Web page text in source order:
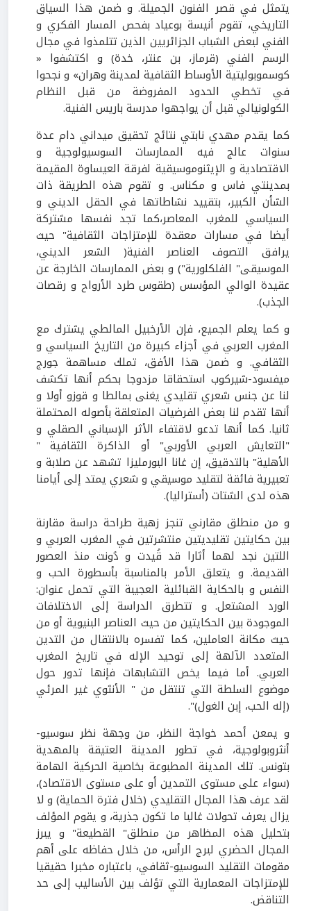
يتمثل في قصر الفنون الجميلة. و ضمن هذا السياق
التاريخي، تقوم أنيسة بوعياد بفحص المسار الفكري و
الفني لبعض الشباب الجزائريين الذين تتلمذوا في مجال
الرسم الفني (قرماز، بن عنتر، خدة) و اكتشفوا «
كوسموبوليتية الأوساط الثقافية لمدينة وهران» و نجحوا
في تخطي الحدود المفروضة من قبل النظام
الكولونيالي قبل أن يواجهوا مدرسة باريس الفنية.
كما يقدم مهدي نابتي نتائج تحقيق ميداني دام عدة
سنوات عالج فيه الممارسات السوسيولوجية و
الاقتصادية و الإيثنوموسيقية لفرقة العيساوة المقيمة
بمدينتي فاس و مكناس. و تقوم هذه الطريقة ذات
الشأن الكبير، بتقييد نشاطاتها في الحقل الديني و
السياسي للمغرب المعاصر،كما تجد نفسها مشتركة
أيضا في مسارات معقدة للإمتزاجات الثقافية" حيث
يرافق التصوف العناصر الفنية( الشعر الديني،
الموسيقى" الفلكلورية") و بعض الممارسات الخارجة عن
عقيدة الوالي المؤسس (طقوس طرد الأرواح و رقصات
الجذب).
و كما يعلم الجميع، فإن الأرخبيل المالطي يشترك مع
المغرب العربي في أجزاء كبيرة من التاريخ السياسي و
الثقافي. و ضمن هذا الأفق، تملك مساهمة جورج
ميفسود-شيركوب استحقاقا مزدوجا بحكم أنها تكشف
لنا عن جنس شعري تقليدي يغنى بمالطا و قوزو أولا و
أنها تقدم لنا بعض الفرضيات المتعلقة بأصوله المحتملة
ثانيا. كما أنها تدعو لاقتفاء الأثر الإسباني الصقلي و
"التعايش العربي الأوربي" أو الذاكرة الثقافية "
الأهلية" بالتدقيق، إن غانا البورمليزا تشهد عن صلابة و
تعبيرية فائقة لتقليد موسيقي و شعري يمتد إلى أيامنا
هذه لدى الشتات (أستراليا).
و من منطلق مقارني تنجز زهية طراحة دراسة مقارنة
بين حكايتين تقليديتين منتشرتين في المغرب العربي و
اللتين نجد لهما أثارا قد قُيدت و دُونت منذ العصور
القديمة. و يتعلق الأمر بالمناسبة بأسطورة الحب و
النفس و بالحكاية القبائلية العجيبة التي تحمل عنوان:
الورد المشتعل. و تتطرق الدراسة إلى الاختلافات
الموجودة بين الحكايتين من حيث العناصر البنيوية أو من
حيث مكانة العاملين، كما تفسره بالانتقال من التدين
المتعدد الآلهة إلى توحيد الإله في تاريخ المغرب
العربي. أما فيما يخص التشابهات فإنها تدور حول
موضوع السلطة التي تنتقل من " الأنثوي غير المرئي
(إله الحب، إبن الغول)".
و يمعن أحمد خواجة النظر، من وجهة نظر سوسيو-
أنثروبولوجية، في تطور المدينة العتيقة بالمهدية
بتونس. تلك المدينة المطبوعة بخاصية الحركية الهامة
(سواء على مستوى التمدين أو على مستوى الاقتصاد)،
لقد عرف هذا المجال التقليدي (خلال فترة الحماية) و لا
يزال يعرف تحولات غالبا ما تكون جذرية، و يقوم المؤلف
بتحليل هذه المظاهر من منطلق" القطيعة" و يبرز
المجال الحضري لبرج الرأس، من خلال حفاظه على أهم
مقومات التقليد السوسيو-ثقافي، باعتباره مخبرا حقيقيا
للإمتزاجات المعمارية التي تؤلف بين الأساليب إلى حد
التناقض.